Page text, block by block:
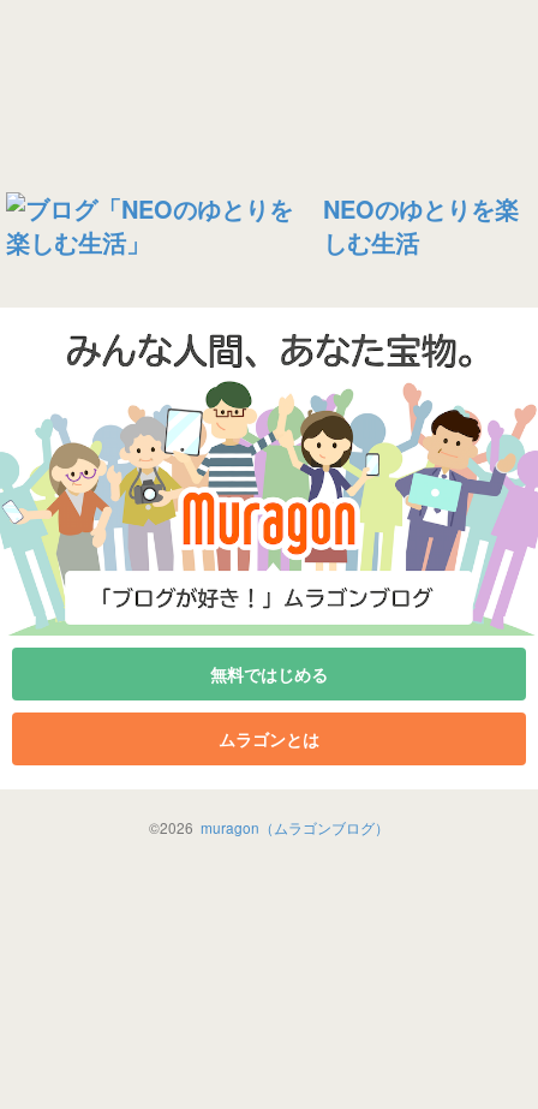
NEOのゆとりを楽
しむ生活
無料ではじめる
ムラゴンとは
©2026 muragon（ムラゴンブログ）